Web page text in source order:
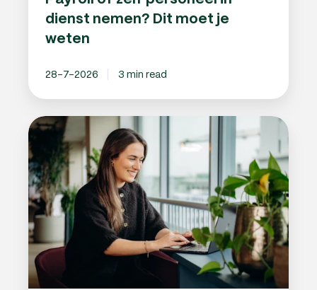
dienst nemen? Dit moet je
weten
28-7-2026 3 min read
Pseudo-
eindheffing
op
auto’s:
wat
betekent
dit
voor
werkgevers?